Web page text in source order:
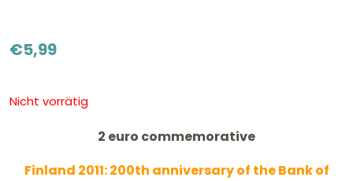
€5,99
Nicht vorrätig
2 euro commemorative
Finland 2011: 200th anniversary of the Bank of